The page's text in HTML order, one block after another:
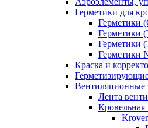
Герметики для
Герметики
Герметики
Герметики
Краска и
Вентиляционные
Лента
Кровельная